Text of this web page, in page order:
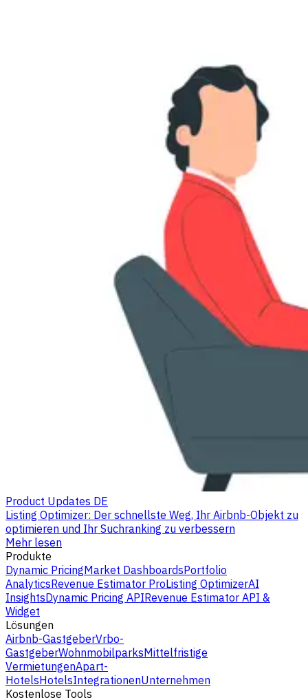
Product Updates DE
Listing Optimizer: Der schnellste Weg, Ihr Airbnb-Objekt zu
optimieren und Ihr Suchranking zu verbessern
Mehr lesen
Produkte
Dynamic PricingMarket DashboardsPortfolio
AnalyticsRevenue Estimator ProListing OptimizerAI
InsightsDynamic Pricing APIRevenue Estimator API &
Widget
Lösungen
Airbnb-GastgeberVrbo-
GastgeberWohnmobilparksMittelfristige
VermietungenApart-
HotelsHotelsIntegrationenUnternehmen
Kostenlose Tools